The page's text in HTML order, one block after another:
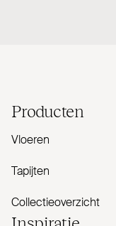
Producten
Vloeren
Tapijten
Collectieoverzicht
Inspiratie